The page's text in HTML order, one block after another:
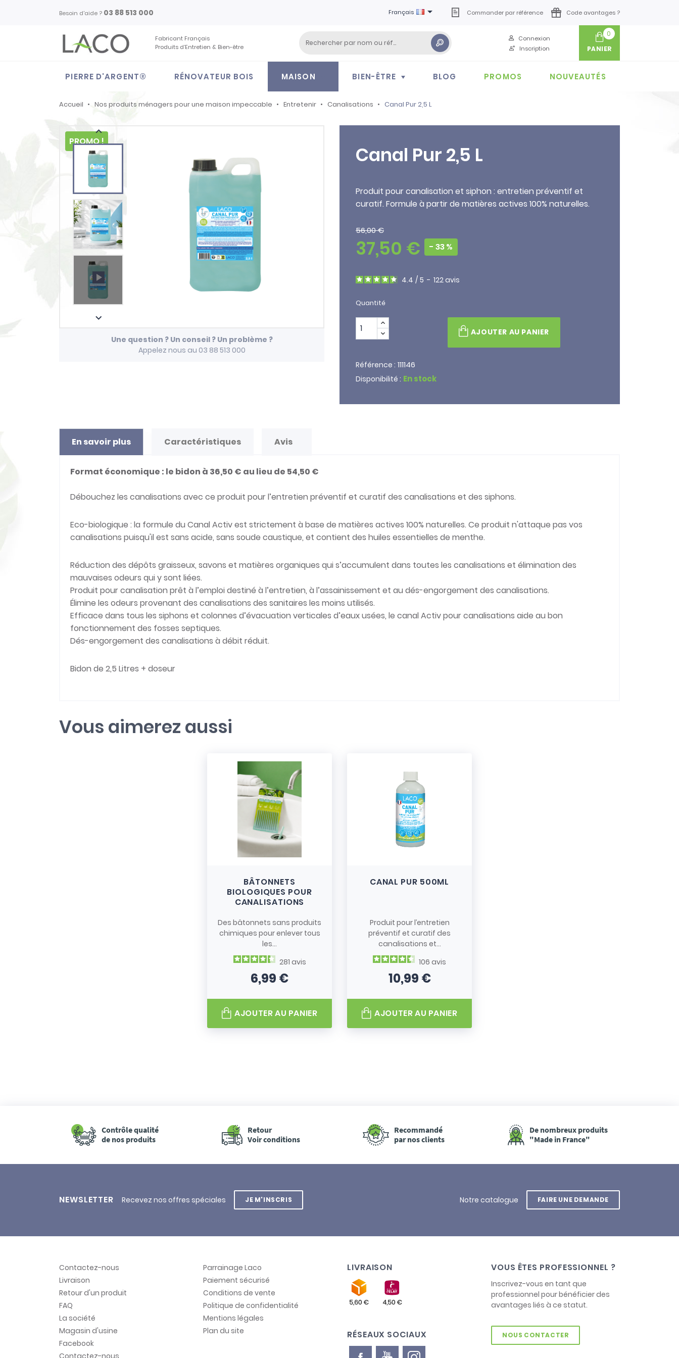
Besoin d'aide ? 03 88 513 000 Français  Commander par référence Code avantages ?
Fabricant Français
Produits d’Entretien & Bien-être
Inscription
Connexion
0
PANIER
PIERRE D'ARGENT® RÉNOVATEUR BOIS MAISON BIEN-ÊTRE BLOG PROMOS NOUVEAUTÉS
Accueil Nos produits ménagers pour une maison impeccable Entretenir Canalisations Canal Pur 2,5 L
PROMO !
play_arrow


Une question ? Un conseil ? Un problème ?
Appelez nous au 03 88 513 000
Canal Pur 2,5 L
Produit pour canalisation et siphon : entretien préventif et
curatif. Formule à partir de matières actives 100% naturelles.
56,00 €
37,50 € - 33 %
4.4 / 5 - 122avis
Quantité
AJOUTER AU PANIER
Référence : 111146
Disponibilité : En stock
En savoir plus Caractéristiques Avis
Format économique : le bidon à 36,50 € au lieu de 54,50 €
Débouchez les canalisations avec ce produit pour l’entretien préventif et curatif des canalisations et des siphons.
Eco-biologique : la formule du Canal Activ est strictement à base de matières actives 100% naturelles. Ce produit n'attaque pas vos
canalisations puisqu'il est sans acide, sans soude caustique, et contient des huiles essentielles de menthe.
Réduction des dépôts graisseux, savons et matières organiques qui s’accumulent dans toutes les canalisations et élimination des
mauvaises odeurs qui y sont liées.
Produit pour canalisation prêt à l’emploi destiné à l’entretien, à l’assainissement et au dés-engorgement des canalisations.
Élimine les odeurs provenant des canalisations des sanitaires les moins utilisés.
Efficace dans tous les siphons et colonnes d’évacuation verticales d’eaux usées, le canal Activ pour canalisations aide au bon
fonctionnement des fosses septiques.
Dés-engorgement des canalisations à débit réduit.
Bidon de 2,5 Litres + doseur
Vous aimerez aussi
BÂTONNETS
BIOLOGIQUES POUR
CANALISATIONS
Des bâtonnets sans produits
chimiques pour enlever tous
les...
281 avis
Prix
6,99 €
AJOUTER AU PANIER
CANAL PUR 500ML
Produit pour l’entretien
préventif et curatif des
canalisations et...
106 avis
Prix
10,99 €
AJOUTER AU PANIER
Contrôle qualité
de nos produits
Retour
Voir conditions
Recommandé
par nos clients
De nombreux produits
"Made in France"
NEWSLETTER Recevez nos offres spéciales JE M'INSCRIS Notre catalogue FAIRE UNE DEMANDE
Contactez-nous
Livraison
Retour d'un produit
FAQ
La société
Magasin d'usine
Facebook
Parrainage Laco
Paiement sécurisé
Conditions de vente
Politique de confidentialité
Mentions légales
Plan du site
LIVRAISON
RÉSEAUX SOCIAUX
VOUS ÊTES PROFESSIONNEL ?
Inscrivez-vous en tant que
professionnel pour bénéficier des
avantages liés à ce statut.
NOUS CONTACTER